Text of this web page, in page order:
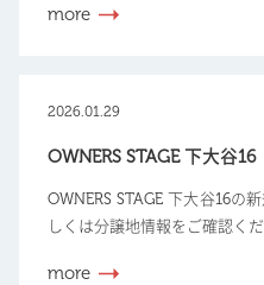
more
2026.01.29
OWNERS STAGE 下大谷16
OWNERS STAGE 下大谷16の
しくは分譲地情報をご確認くだ
more